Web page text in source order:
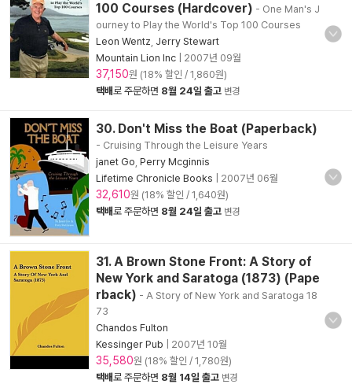
100 Courses (Hardcover) - One Man's J
ourney to Play the World's Top 100 Courses
Leon Wentz Jerry Stewart
Mountain Lion Inc
2007년 09월
37,150원 (18% 할인 / 1,860원)
택배로 주문하면 8월 24일 출고 변경
30. Don't Miss the Boat (Paperback)
- Cruising Through the Leisure Years
janet Go Perry Mcginnis
Lifetime Chronicle Books
2007년 06월
32,610원 (18% 할인 / 1,640원)
택배로 주문하면 8월 24일 출고 변경
31. A Brown Stone Front: A Story of
New York and Saratoga (1873) (Pape
rback) - A Story of New York and Saratoga 18
73
Chandos Fulton
Kessinger Pub
2007년 10월
35,580원 (18% 할인 / 1,780원)
택배로 주문하면 8월 14일 출고 변경